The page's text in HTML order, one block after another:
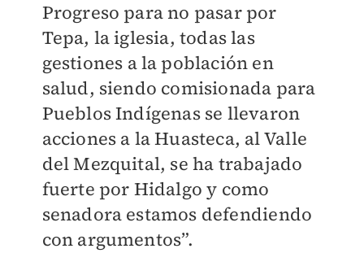
Progreso para no pasar por
Tepa, la iglesia, todas las
gestiones a la población en
salud, siendo comisionada para
Pueblos Indígenas se llevaron
acciones a la Huasteca, al Valle
del Mezquital, se ha trabajado
fuerte por Hidalgo y como
senadora estamos defendiendo
con argumentos”.